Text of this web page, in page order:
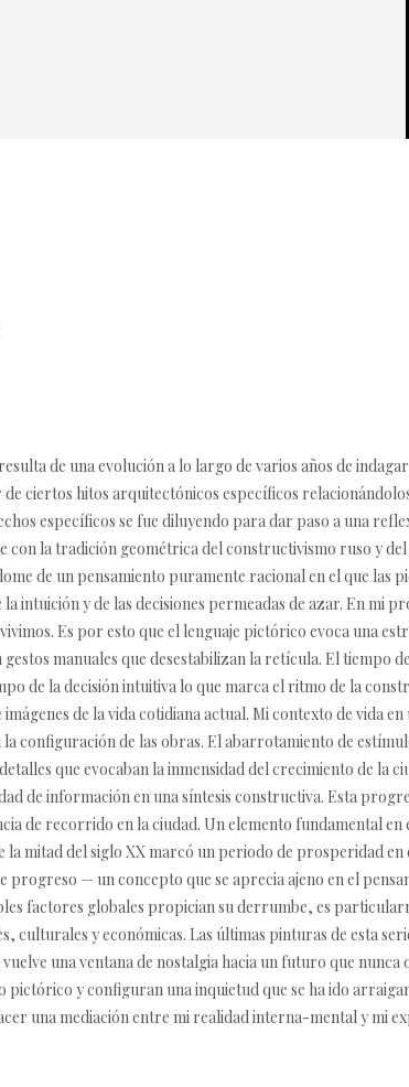
de una evolución a lo largo de varios años de
ciertos hitos arquitectónicos específicos
específicos se fue diluyendo para dar paso a una
con la tradición geométrica del constructivismo ruso y
de un pensamiento puramente racional en el que
intuición y de las decisiones permeadas de azar. En mi
Es por esto que el lenguaje pictórico evoca una
manuales que desestabilizan la retícula. El tiempo
de la decisión intuitiva lo que marca el ritmo de la
de la vida cotidiana actual. Mi contexto de vida
configuración de las obras. El abarrotamiento de
que evocaban la inmensidad del crecimiento de la
de información en una síntesis constructiva. Esta
de recorrido en la ciudad. Un elemento fundamental
la mitad del siglo XX marcó un periodo de prosperidad
progreso — un concepto que se aprecia ajeno en el
factores globales propician su derrumbe, es
culturales y económicas. Las últimas pinturas de esta
una ventana de nostalgia hacia un futuro que
pictórico y configuran una inquietud que se ha ido
una mediación entre mi realidad interna-mental y mi